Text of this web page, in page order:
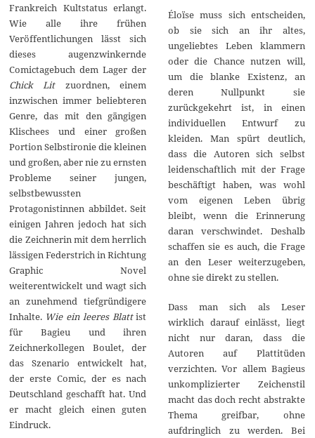
Frankreich Kultstatus erlangt.
Wie alle ihre frühen
Veröffentlichungen lässt sich
dieses augenzwinkernde
Comictagebuch dem Lager der
Chick Litzuordnen, einem
inzwischen immer beliebteren
Genre, das mit den gängigen
Klischees und einer großen
Portion Selbstironie die kleinen
und großen, aber nie zu ernsten
Probleme seiner jungen,
selbstbewussten
Protagonistinnen abbildet. Seit
einigen Jahren jedoch hat sich
die Zeichnerin mit dem herrlich
lässigen Federstrich in Richtung
Graphic Novel
weiterentwickelt und wagt sich
an zunehmend tiefgründigere
Inhalte. Wie ein leeres Blattist
für Bagieu und ihren
Zeichnerkollegen Boulet, der
das Szenario entwickelt hat,
der erste Comic, der es nach
Deutschland geschafft hat. Und
er macht gleich einen guten
Eindruck.
Éloïse muss sich entscheiden,
ob sie sich an ihr altes,
ungeliebtes Leben klammern
oder die Chance nutzen will,
um die blanke Existenz, an
deren Nullpunkt sie
zurückgekehrt ist, in einen
individuellen Entwurf zu
kleiden. Man spürt deutlich,
dass die Autoren sich selbst
leidenschaftlich mit der Frage
beschäftigt haben, was wohl
vom eigenen Leben übrig
bleibt, wenn die Erinnerung
daran verschwindet. Deshalb
schaffen sie es auch, die Frage
an den Leser weiterzugeben,
ohne sie direkt zu stellen.
Dass man sich als Leser
wirklich darauf einlässt, liegt
nicht nur daran, dass die
Autoren auf Plattitüden
verzichten. Vor allem Bagieus
unkomplizierter Zeichenstil
macht das doch recht abstrakte
Thema greifbar, ohne
aufdringlich zu werden. Bei